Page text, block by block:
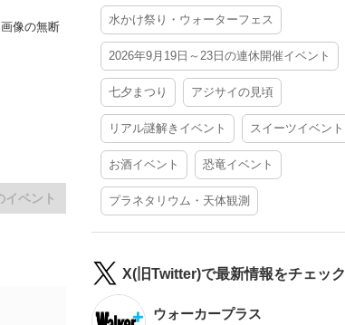
像の無断
イベント
水かけ祭り・ウォーターフェス
2026年9月19日～23日の連休開催イベント
七夕まつり アジサイの見頃
リアル謎解きイベント スイーツイベント
お酒イベント 恐竜イベント
プラネタリウム・天体観測
X(旧Twitter)で最新情報をチェック
ウォーカープラス